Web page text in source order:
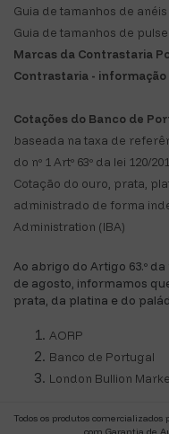
Guia de tamanhos de anéis
Guia de tamanhos de
Marcas da Contrastaria
Contrastaria -
Cotações do Banco de
baseada na taxa de
do nº 1 Artº 63º da lei 120/
Cotação do ouro, prata,
administrado de forma
Administration (IBA)
Ao abrigo do Artigo 63.º da
de agosto, informamos
prata, da platina e do
AORP
Banco de Portugal
London Bullion
Todos os produtos
com Garantia de